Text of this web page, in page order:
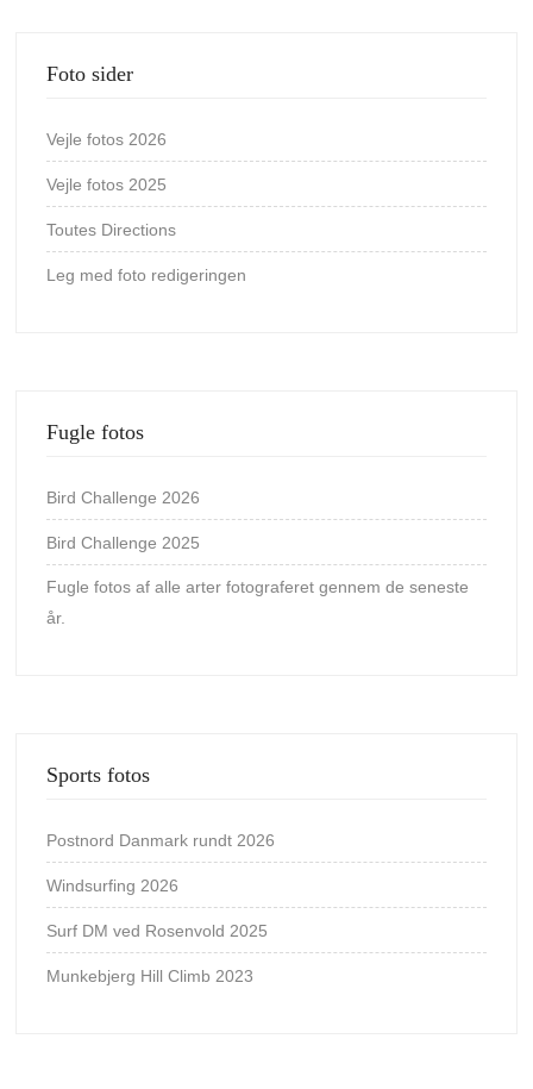
Foto sider
Vejle fotos 2026
Vejle fotos 2025
Toutes Directions
Leg med foto redigeringen
Fugle fotos
Bird Challenge 2026
Bird Challenge 2025
Fugle fotos af alle arter fotograferet gennem de seneste
år.
Sports fotos
Postnord Danmark rundt 2026
Windsurfing 2026
Surf DM ved Rosenvold 2025
Munkebjerg Hill Climb 2023